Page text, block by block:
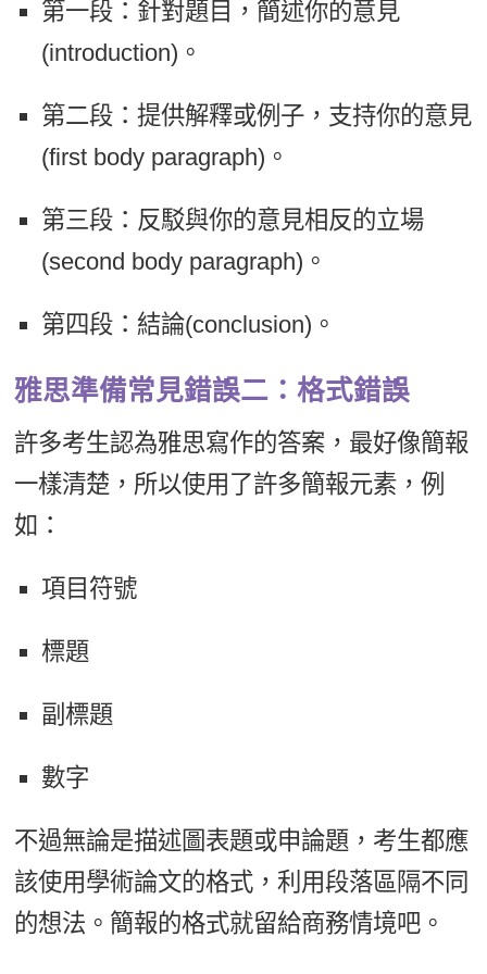
第一段：針對題目，簡述你的意見
(introduction)。
第二段：提供解釋或例子，支持你的意見
(first body paragraph)。
第三段：反駁與你的意見相反的立場
(second body paragraph)。
第四段：結論(conclusion)。
雅思準備常見錯誤二：格式錯誤
許多考生認為雅思寫作的答案，最好像簡報
一樣清楚，所以使用了許多簡報元素，例
如：
項目符號
標題
副標題
數字
不過無論是描述圖表題或申論題，考生都應
該使用學術論文的格式，利用段落區隔不同
的想法。簡報的格式就留給商務情境吧。